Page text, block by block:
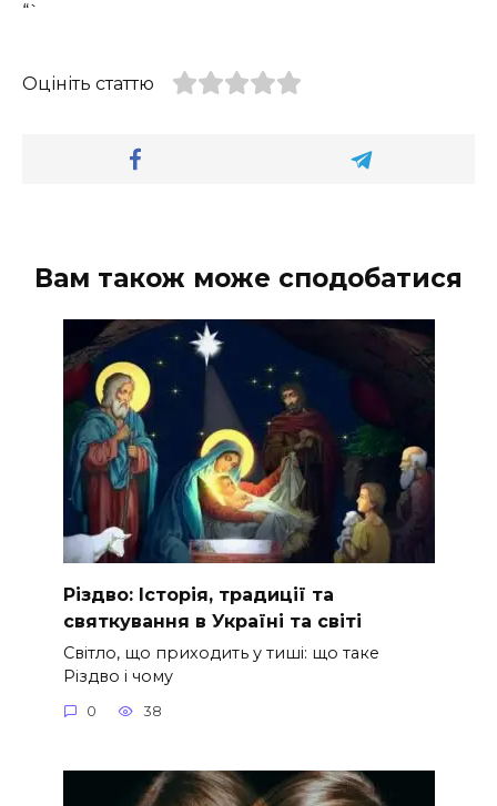
“`
Оцініть статтю
Вам також може сподобатися
Різдво: Історія, традиції та
святкування в Україні та світі
Світло, що приходить у тиші: що таке
Різдво і чому
0 38